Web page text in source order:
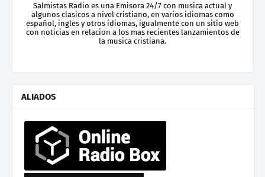
Salmistas Radio es una Emisora 24/7 con musica actual y
algunos clasicos a nivel cristiano, en varios idiomas como
español, ingles y otros idiomas, igualmente con un sitio web
con noticias en relacion a los mas recientes lanzamientos de
la musica cristiana.
ALIADOS